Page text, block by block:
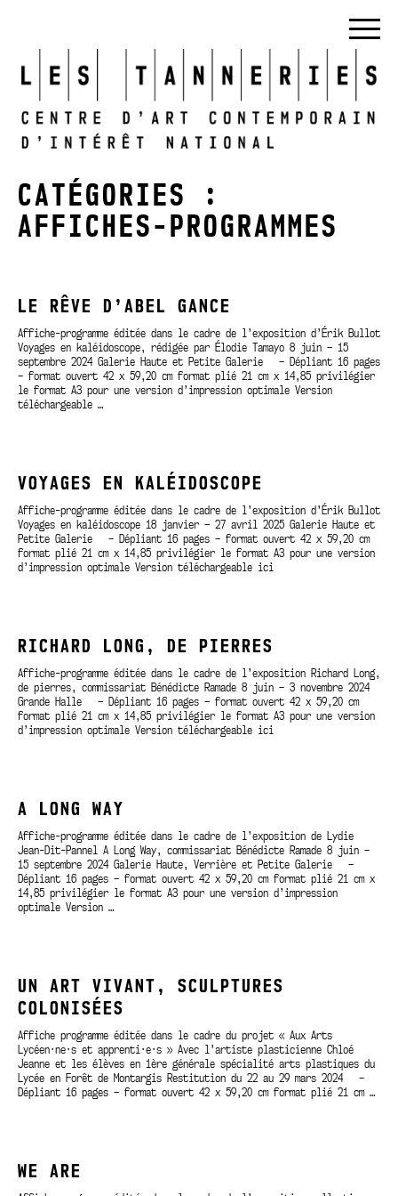
CATÉGORIES :
AFFICHES-PROGRAMMES
LE RÊVE D’ABEL GANCE
Affiche-programme éditée dans le cadre de l’exposition d’Érik Bullot
Voyages en kaléidoscope, rédigée par Élodie Tamayo 8 juin – 15
septembre 2024 Galerie Haute et Petite Galerie – Dépliant 16 pages
– format ouvert 42 x 59,20 cm format plié 21 cm x 14,85 privilégier
le format A3 pour une version d’impression optimale Version
téléchargeable …
VOYAGES EN KALÉIDOSCOPE
Affiche-programme éditée dans le cadre de l’exposition d’Érik Bullot
Voyages en kaléidoscope 18 janvier – 27 avril 2025 Galerie Haute et
Petite Galerie – Dépliant 16 pages – format ouvert 42 x 59,20 cm
format plié 21 cm x 14,85 privilégier le format A3 pour une version
d’impression optimale Version téléchargeable ici
RICHARD LONG, DE PIERRES
Affiche-programme éditée dans le cadre de l’exposition Richard Long,
de pierres, commissariat Bénédicte Ramade 8 juin – 3 novembre 2024
Grande Halle – Dépliant 16 pages – format ouvert 42 x 59,20 cm
format plié 21 cm x 14,85 privilégier le format A3 pour une version
d’impression optimale Version téléchargeable ici
A LONG WAY
Affiche-programme éditée dans le cadre de l’exposition de Lydie
Jean-Dit-Pannel A Long Way, commissariat Bénédicte Ramade 8 juin –
15 septembre 2024 Galerie Haute, Verrière et Petite Galerie –
Dépliant 16 pages – format ouvert 42 x 59,20 cm format plié 21 cm x
14,85 privilégier le format A3 pour une version d’impression
optimale Version …
UN ART VIVANT, SCULPTURES
COLONISÉES
Affiche programme éditée dans le cadre du projet « Aux Arts
Lycéen·ne·s et apprenti·e·s » Avec l’artiste plasticienne Chloé
Jeanne et les élèves en 1ère générale spécialité arts plastiques du
Lycée en Forêt de Montargis Restitution du 22 au 29 mars 2024 –
Dépliant 16 pages – format ouvert 42 x 59,20 cm format plié 21 cm …
WE ARE